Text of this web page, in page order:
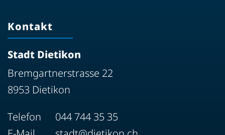
Kontakt
Stadt Dietikon
Bremgartnerstrasse 22
8953 Dietikon
Telefon
044 744 35 35